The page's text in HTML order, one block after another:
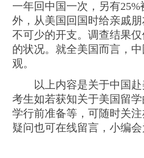
一年回中国一次，另有
外，从美国回国时给亲戚
不可少的开支。调查结果
的状况。就全美国而言，
观。
以上内容是关于中国赴
考生如若获知关于美国留
学行前准备等，可随时关
疑问也可在线留言，小编